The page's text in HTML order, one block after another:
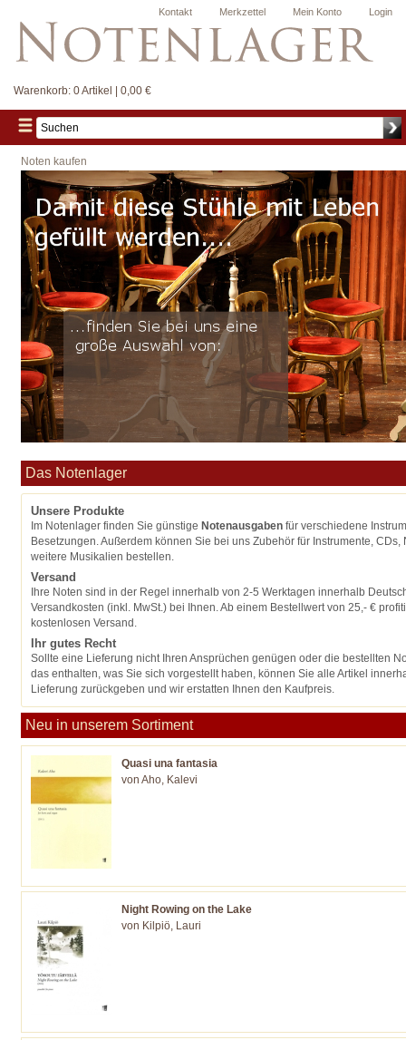
Login
Mein Konto
Merkzettel
Kontakt
Warenkorb: 0 Artikel | 0,00 €
Noten kaufen
Das Notenlager
Unsere Produkte
Im Notenlager finden Sie günstige Notenausgaben für verschiedene
Besetzungen. Außerdem können Sie bei uns Zubehör für Instrumente,
weitere Musikalien bestellen.
Versand
Ihre Noten sind in der Regel innerhalb von 2-5 Werktagen innerhalb
Versandkosten (inkl. MwSt.) bei Ihnen. Ab einem Bestellwert von 25,- €
kostenlosen Versand.
Ihr gutes Recht
Sollte eine Lieferung nicht Ihren Ansprüchen genügen oder die bestellten
das enthalten, was Sie sich vorgestellt haben, können Sie alle Artikel
Lieferung zurückgeben und wir erstatten Ihnen den Kaufpreis.
Neu in unserem Sortiment
Quasi una fantasia
von Aho, Kalevi
Night Rowing on the Lake
von Kilpiö, Lauri